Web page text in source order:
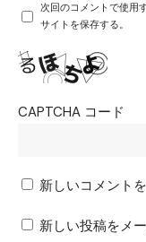
次回のコメントで使用
サイトを保存する。
CAPTCHA コード
新しいコメント
新しい投稿をメ